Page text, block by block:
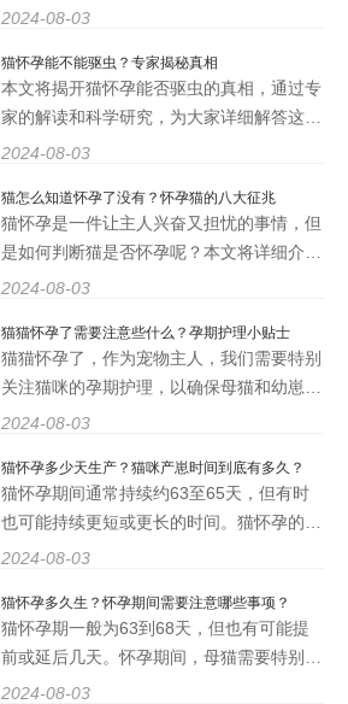
猫咪和准备迎接新生小猫都至关重要。本文
助猫主人更好地了解和照顾他们的爱宠。 2.
猫猫怀孕的症
2024-08-03
猫怀孕能不能驱虫？专家揭秘真相
本文将揭开猫怀孕能否驱虫的真相，通过专
家的解读和科学研究，为大家详细解答这一
问题。将分为四个部分，分别从猫咪怀孕的
方法以及注意事项等方面展开讨论，希望可
以帮助更多关心猫咪
2024-08-03
猫怎么知道怀孕了没有？怀孕猫的八大征兆
猫怀孕是一件让主人兴奋又担忧的事情，但
是如何判断猫是否怀孕呢？本文将详细介绍
猫怀孕的八大征兆，帮助主人们更好地了解
一、乳头颜色变化 怀孕后，猫咪的乳头颜
色会发生变化，通常会变
2024-08-03
猫猫怀孕了需要注意些什么？孕期护理小贴士
猫猫怀孕了，作为宠物主人，我们需要特别
关注猫咪的孕期护理，以确保母猫和幼崽的
健康。孕期护理对于猫猫来说尤为重要，因
化。我们将探讨猫猫怀孕了需要注意些什
么？以及孕期护理小贴士，帮
2024-08-03
猫怀孕多少天生产？猫咪产崽时间到底有多久？
猫怀孕期间通常持续约63至65天，但有时
也可能持续更短或更长的时间。猫怀孕的最
初几周，可能不会显示明显的体征，但随着
来。猫咪怀孕期间的体重会逐渐增加，腹部
会慢慢变大，乳头也会变得
2024-08-03
猫怀孕多久生？怀孕期间需要注意哪些事项？
猫怀孕期一般为63到68天，但也有可能提
前或延后几天。怀孕期间，母猫需要特别注
意饮食和环境，保持身体健康，以确保顺利
2024-08-03